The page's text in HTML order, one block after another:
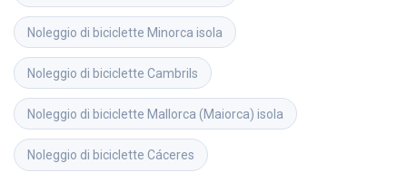
Noleggio di biciclette Minorca isola
Noleggio di biciclette Cambrils
Noleggio di biciclette Mallorca (Maiorca) isola
Noleggio di biciclette Cáceres